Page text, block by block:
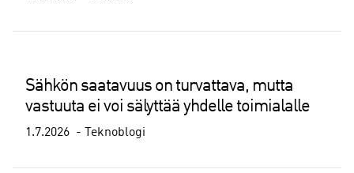
Sähkön saatavuus on turvattava, mutta
vastuuta ei voi sälyttää yhdelle toimialalle
1.7.2026 Teknoblogi